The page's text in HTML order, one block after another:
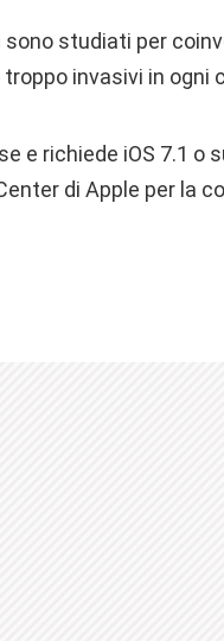
studiati per
invasivi in ogni
e richiede iOS 7.1 o
di Apple per la